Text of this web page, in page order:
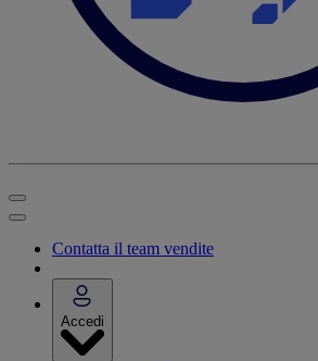
Contatta il team vendite
Accedi